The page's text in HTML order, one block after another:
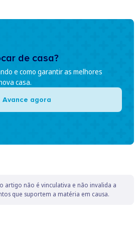
de casa?
e como garantir as melhores
casa.
Avance agora
artigo não é vinculativa e não invalida a
que suportem a matéria em causa.